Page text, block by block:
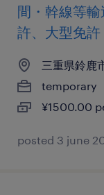
間・幹線等
許、大型免許
三重県鈴鹿
temporary
¥1500.00
posted 3 june